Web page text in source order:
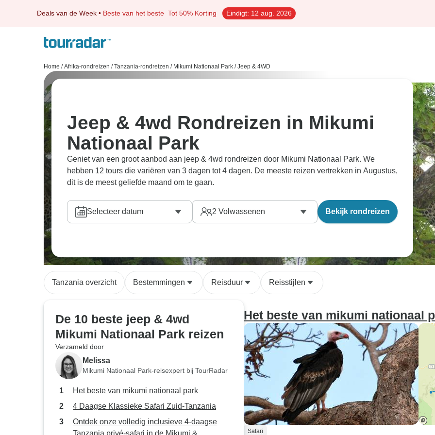
Deals van de Week • Beste van het beste Tot 50% Korting Eindigt: 12 aug. 2026
Home / Afrika-rondreizen / Tanzania-rondreizen / Mikumi Nationaal Park / Jeep & 4WD
Jeep & 4wd Rondreizen in Mikumi
Nationaal Park
Geniet van een groot aanbod aan jeep & 4wd rondreizen door Mikumi Nationaal Park. We
hebben 12 tours die variëren van 3 dagen tot 4 dagen. De meeste reizen vertrekken in Augustus,
dit is de meest geliefde maand om te gaan.
Selecteer datum 2 Volwassenen Bekijk rondreizen
Tanzania overzicht Bestemmingen Reisduur Reisstijlen
De 10 beste jeep & 4wd
Mikumi Nationaal Park reizen
Verzameld door
Melissa
Mikumi Nationaal Park-reisexpert bij TourRadar
Het beste van mikumi nationaal park
4 Daagse Klassieke Safari Zuid-Tanzania
Ontdek onze volledig inclusieve 4-daagse
Tanzania privé-safari in de Mikumi &
Het beste van mikumi nationaal
Safari